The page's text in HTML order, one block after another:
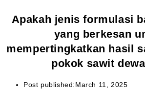
Apakah jenis formulasi
yang berkesan
mempertingkatkan hasil
pokok sawit
Post published:March 11, 2025